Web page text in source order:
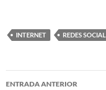
INTERNET REDES
Navegación
ENTRADA ANTERIOR